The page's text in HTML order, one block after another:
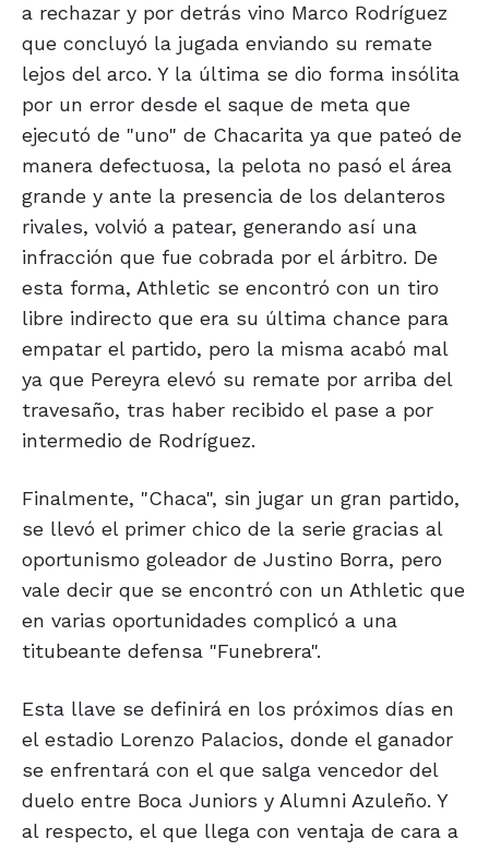
a rechazar y por detrás vino Marco Rodríguez
que concluyó la jugada enviando su remate
lejos del arco. Y la última se dio forma insólita
por un error desde el saque de meta que
ejecutó de "uno" de Chacarita ya que pateó de
manera defectuosa, la pelota no pasó el área
grande y ante la presencia de los delanteros
rivales, volvió a patear, generando así una
infracción que fue cobrada por el árbitro. De
esta forma, Athletic se encontró con un tiro
libre indirecto que era su última chance para
empatar el partido, pero la misma acabó mal
ya que Pereyra elevó su remate por arriba del
travesaño, tras haber recibido el pase a por
intermedio de Rodríguez.
Finalmente, "Chaca", sin jugar un gran partido,
se llevó el primer chico de la serie gracias al
oportunismo goleador de Justino Borra, pero
vale decir que se encontró con un Athletic que
en varias oportunidades complicó a una
titubeante defensa "Funebrera".
Esta llave se definirá en los próximos días en
el estadio Lorenzo Palacios, donde el ganador
se enfrentará con el que salga vencedor del
duelo entre Boca Juniors y Alumni Azuleño. Y
al respecto, el que llega con ventaja de cara a